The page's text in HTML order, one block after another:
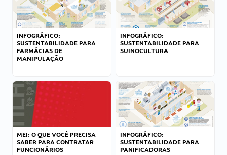
INFOGRÁFICO:
SUSTENTABILIDADE PARA
FARMÁCIAS DE
MANIPULAÇÃO
INFOGRÁFICO:
SUSTENTABILIDADE PARA
SUINOCULTURA
MEI: O QUE VOCÊ PRECISA
SABER PARA CONTRATAR
FUNCIONÁRIOS
INFOGRÁFICO:
SUSTENTABILIDADE PARA
PANIFICADORAS